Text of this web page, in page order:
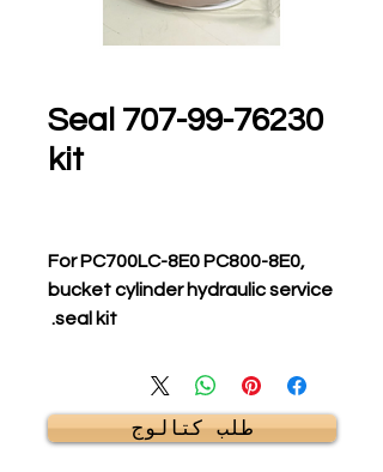
707-99-76230 Seal
kit
For PC700LC-8E0 PC800-8E0,
bucket cylinder hydraulic service
seal kit.
طلب كتالوج